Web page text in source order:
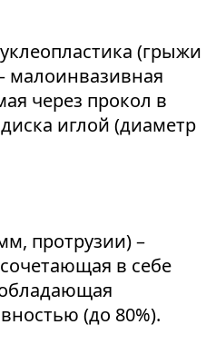
(грыжи
малоинвазивная
через прокол в
иглой (диаметр
протрузии) –
в себе
(до 80%).